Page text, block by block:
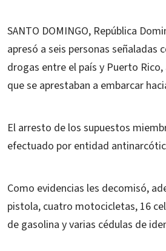
SANTO DOMINGO, República
apresó a seis personas
drogas entre el país y Puerto
que se aprestaban a embarcar
El arresto de los supuestos
efectuado por entidad
Como evidencias les decomisó,
pistola, cuatro motocicletas, 16
de gasolina y varias cédulas de